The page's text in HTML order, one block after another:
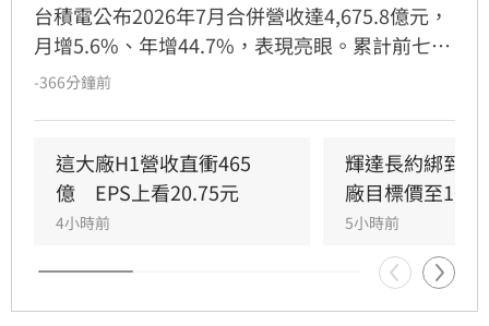
台積電公布2026年7月合併營收達4,675.8億元，
月增5.6%、年增44.7%，表現亮眼。累計前七月
營收突破2.87兆元，年成長達37%。受惠於先進
電預估營收將達446億至458億美元，中位數季增
12%，有望連續六季改寫單季歷史新高。儘管毛
利率預期微幅調整，但隨著AI與高效能運算需求
持續爆發，台積電財務表現穩健，今日股價收在
2,380元，持續展現產業龍頭的強勁成長動能與
市場競爭力。
-366分鐘前
這大廠H1營收直衝465
億　EPS上看20.75元
4小時前
輝達長約綁到
廠目標價至
5小時前